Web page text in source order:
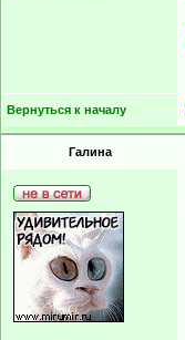
Вернуться к началу
Гaлинa